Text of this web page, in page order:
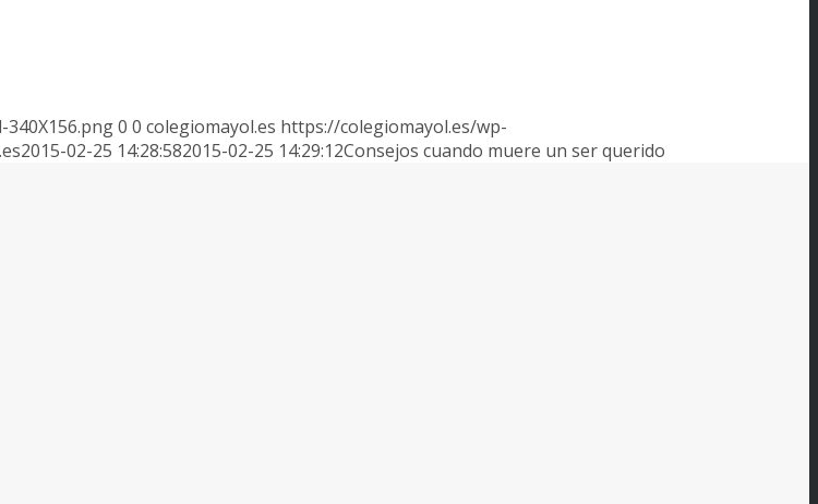
0 0 colegiomayol.es https://colegiomayol.es/wp-
2015-02-25 14:28:582015-02-25 14:29:12Consejos cuando muere un ser querido